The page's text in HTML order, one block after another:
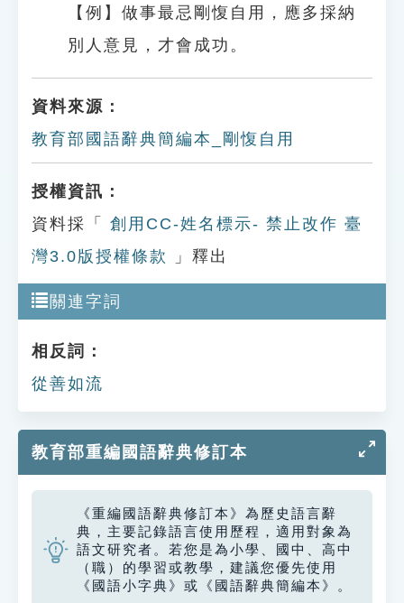
【例】做事最忌剛愎自用，應多採納
別人意見，才會成功。
資料來源：
教育部國語辭典簡編本_剛愎自用
授權資訊：
資料採「
創用CC-姓名標示- 禁止改作 臺
灣3.0版授權條款
」釋出
關連字詞
相反詞：
從善如流
教育部重編國語辭典修訂本
《重編國語辭典修訂本》為歷史語言辭
典，主要記錄語言使用歷程，適用對象為
語文研究者。若您是為小學、國中、高中
（職）的學習或教學，建議您優先使用
《國語小字典》或《國語辭典簡編本》。